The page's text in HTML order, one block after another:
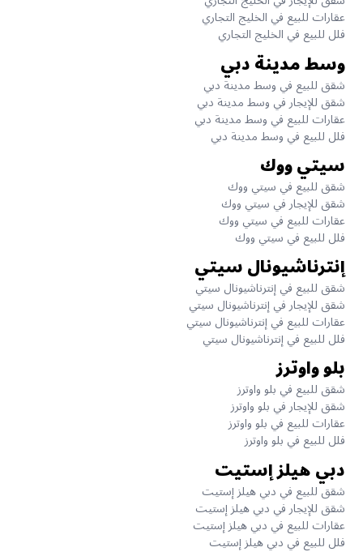
عقارات للبيع في الخليج التجاري
فلل للبيع في الخليج التجاري
وسط مدينة دبي
شقق للبيع في وسط مدينة دبي
شقق للإيجار في وسط مدينة دبي
عقارات للبيع في وسط مدينة دبي
فلل للبيع في وسط مدينة دبي
سيتي ووك
شقق للبيع في سيتي ووك
شقق للإيجار في سيتي ووك
عقارات للبيع في سيتي ووك
فلل للبيع في سيتي ووك
إنترناشيونال سيتي
شقق للبيع في إنترناشيونال سيتي
شقق للإيجار في إنترناشيونال سيتي
عقارات للبيع في إنترناشيونال سيتي
فلل للبيع في إنترناشيونال سيتي
بلو واوترز
شقق للبيع في بلو واوترز
شقق للإيجار في بلو واوترز
عقارات للبيع في بلو واوترز
فلل للبيع في بلو واوترز
دبي هيلز إستيت
شقق للبيع في دبي هيلز إستيت
شقق للإيجار في دبي هيلز إستيت
عقارات للبيع في دبي هيلز إستيت
فلل للبيع في دبي هيلز إستيت